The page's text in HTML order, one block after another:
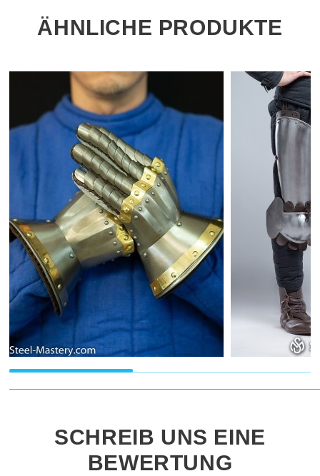
ÄHNLICHE PRODUKTE
SCHREIB UNS EINE
BEWERTUNG